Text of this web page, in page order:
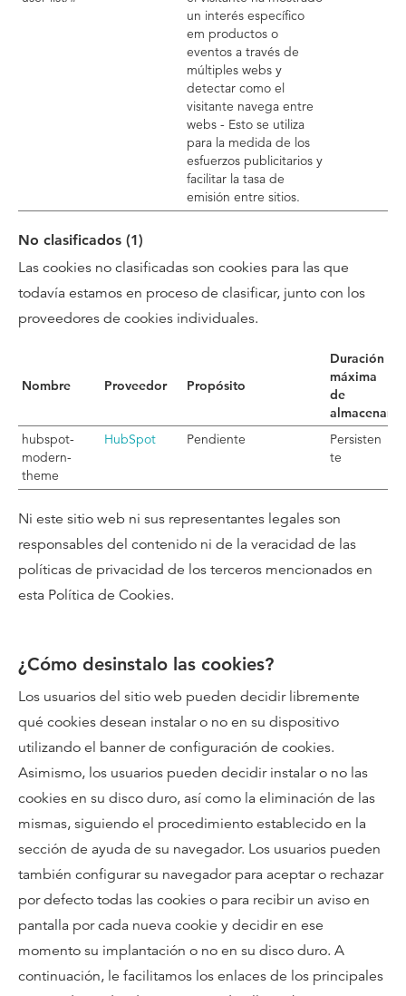
un interés específico
em productos o
eventos a través de
múltiples webs y
detectar como el
visitante navega entre
webs - Esto se utiliza
para la medida de los
esfuerzos publicitarios y
facilitar la tasa de
emisión entre sitios.
No clasificados (1)
Las cookies no clasificadas son cookies para las que
todavía estamos en proceso de clasificar, junto con los
proveedores de cookies individuales.
Nombre Proveedor Propósito
Duración
máxima
de
hubspot-
modern-
theme
HubSpot Pendiente
Persisten
te
Ni este sitio web ni sus representantes legales son
responsables del contenido ni de la veracidad de las
políticas de privacidad de los terceros mencionados en
esta Política de Cookies.
¿Cómo desinstalo las cookies?
Los usuarios del sitio web pueden decidir libremente
qué cookies desean instalar o no en su dispositivo
utilizando el banner de configuración de cookies.
Asimismo, los usuarios pueden decidir instalar o no las
cookies en su disco duro, así como la eliminación de las
mismas, siguiendo el procedimiento establecido en la
sección de ayuda de su navegador. Los usuarios pueden
también configurar su navegador para aceptar o rechazar
por defecto todas las cookies o para recibir un aviso en
pantalla por cada nueva cookie y decidir en ese
momento su implantación o no en su disco duro. A
continuación, le facilitamos los enlaces de los principales